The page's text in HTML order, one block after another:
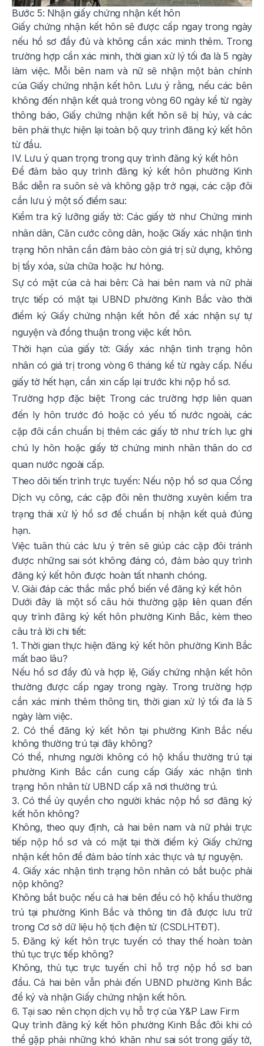
Bước 5: Nhận giấy chứng nhận kết hôn
Giấy chứng nhận kết hôn sẽ được cấp ngay trong ngày
nếu hồ sơ đầy đủ và không cần xác minh thêm. Trong
trường hợp cần xác minh, thời gian xử lý tối đa là 5 ngày
làm việc. Mỗi bên nam và nữ sẽ nhận một bản chính
của Giấy chứng nhận kết hôn. Lưu ý rằng, nếu các bên
không đến nhận kết quả trong vòng 60 ngày kể từ ngày
thông báo, Giấy chứng nhận kết hôn sẽ bị hủy, và các
bên phải thực hiện lại toàn bộ quy trình đăng ký kết hôn
từ đầu.
IV. Lưu ý quan trọng trong quy trình đăng ký kết hôn
Để đảm bảo quy trình đăng ký kết hôn phường Kinh
Bắc diễn ra suôn sẻ và không gặp trở ngại, các cặp đôi
cần lưu ý một số điểm sau:
Kiểm tra kỹ lưỡng giấy tờ: Các giấy tờ như Chứng minh
nhân dân, Căn cước công dân, hoặc Giấy xác nhận tình
trạng hôn nhân cần đảm bảo còn giá trị sử dụng, không
bị tẩy xóa, sửa chữa hoặc hư hỏng.
Sự có mặt của cả hai bên: Cả hai bên nam và nữ phải
trực tiếp có mặt tại UBND phường Kinh Bắc vào thời
điểm ký Giấy chứng nhận kết hôn để xác nhận sự tự
nguyện và đồng thuận trong việc kết hôn.
Thời hạn của giấy tờ: Giấy xác nhận tình trạng hôn
nhân có giá trị trong vòng 6 tháng kể từ ngày cấp. Nếu
giấy tờ hết hạn, cần xin cấp lại trước khi nộp hồ sơ.
Trường hợp đặc biệt: Trong các trường hợp liên quan
đến ly hôn trước đó hoặc có yếu tố nước ngoài, các
cặp đôi cần chuẩn bị thêm các giấy tờ như trích lục ghi
chú ly hôn hoặc giấy tờ chứng minh nhân thân do cơ
quan nước ngoài cấp.
Theo dõi tiến trình trực tuyến: Nếu nộp hồ sơ qua Cổng
Dịch vụ công, các cặp đôi nên thường xuyên kiểm tra
trạng thái xử lý hồ sơ để chuẩn bị nhận kết quả đúng
hạn.
Việc tuân thủ các lưu ý trên sẽ giúp các cặp đôi tránh
được những sai sót không đáng có, đảm bảo quy trình
đăng ký kết hôn được hoàn tất nhanh chóng.
V. Giải đáp các thắc mắc phổ biến về đăng ký kết hôn
Dưới đây là một số câu hỏi thường gặp liên quan đến
quy trình đăng ký kết hôn phường Kinh Bắc, kèm theo
câu trả lời chi tiết:
1. Thời gian thực hiện đăng ký kết hôn phường Kinh Bắc
mất bao lâu?
Nếu hồ sơ đầy đủ và hợp lệ, Giấy chứng nhận kết hôn
thường được cấp ngay trong ngày. Trong trường hợp
cần xác minh thêm thông tin, thời gian xử lý tối đa là 5
ngày làm việc.
2. Có thể đăng ký kết hôn tại phường Kinh Bắc nếu
không thường trú tại đây không?
Có thể, nhưng người không có hộ khẩu thường trú tại
phường Kinh Bắc cần cung cấp Giấy xác nhận tình
trạng hôn nhân từ UBND cấp xã nơi thường trú.
3. Có thể ủy quyền cho người khác nộp hồ sơ đăng ký
kết hôn không?
Không, theo quy định, cả hai bên nam và nữ phải trực
tiếp nộp hồ sơ và có mặt tại thời điểm ký Giấy chứng
nhận kết hôn để đảm bảo tính xác thực và tự nguyện.
4. Giấy xác nhận tình trạng hôn nhân có bắt buộc phải
nộp không?
Không bắt buộc nếu cả hai bên đều có hộ khẩu thường
trú tại phường Kinh Bắc và thông tin đã được lưu trữ
trong Cơ sở dữ liệu hộ tịch điện tử (CSDLHTĐT).
5. Đăng ký kết hôn trực tuyến có thay thế hoàn toàn
thủ tục trực tiếp không?
Không, thủ tục trực tuyến chỉ hỗ trợ nộp hồ sơ ban
đầu. Cả hai bên vẫn phải đến UBND phường Kinh Bắc
để ký và nhận Giấy chứng nhận kết hôn.
6. Tại sao nên chọn dịch vụ hỗ trợ của Y&P Law Firm
Quy trình đăng ký kết hôn phường Kinh Bắc đôi khi có
thể gặp phải những khó khăn như sai sót trong giấy tờ,